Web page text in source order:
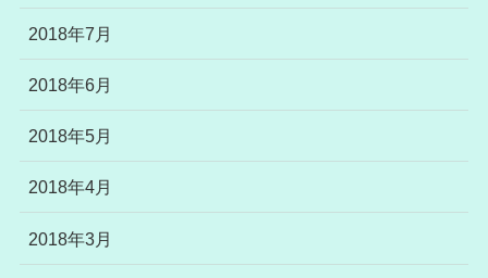
2018年7月
2018年6月
2018年5月
2018年4月
2018年3月